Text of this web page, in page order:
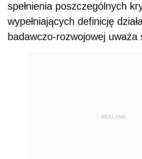
spełnienia poszczególnych
wypełniających definicję
badawczo-rozwojowej uważa
REKLAMA